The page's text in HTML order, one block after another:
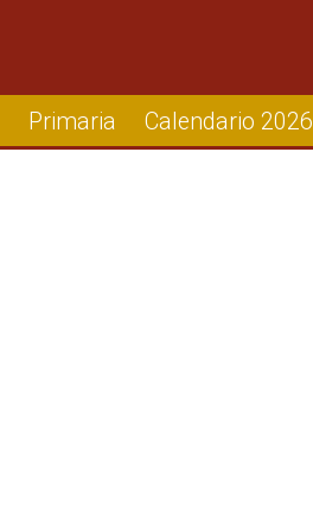
Primaria Calendario 2026